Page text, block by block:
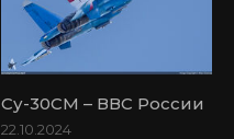
Су-30СМ – ВВС России
22.10.2024